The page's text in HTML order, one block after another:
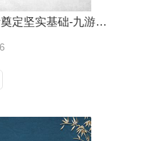
j9九游会真人为后续法律定性分析奠定坚实基础-九游娱乐(中国)网址在线